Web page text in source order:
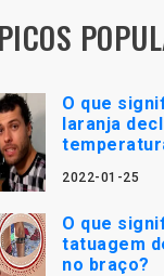
O que
laranja
2022-01-25
O que
tatuagem
no braço?